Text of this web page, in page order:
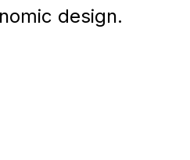
design.